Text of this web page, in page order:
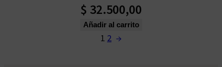
$ 32.500,00
Añadir al carrito
1 2 →